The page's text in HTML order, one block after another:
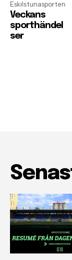
Eskilstunasporten
Veckans
sporthändel
ser